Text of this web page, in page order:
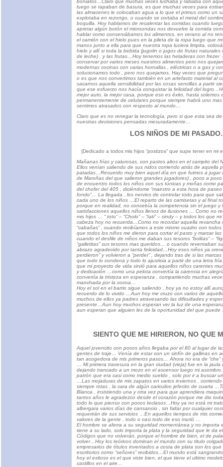
boniatos…Claro que muchas veces luchaba y rabiaba con
luego se tapaban de basura, es que muchas veces para
las almacenes le colocaban agua a lo que el primus como un
explotaba en rezongo, o cuando se cortaba el metal del
boquilla. Hoy hablamos de recalentar las comidas cuando
apretar algún botón el microondas nos devuelve la comida
hablar como conservábamos los alimentos, en verano al no
el camión con el hielo pues en la pileta de la ropa luego que
manos junto a ella para que nuestra ropa luciera limpita,
hielo y allí si toda la bebida (jugolin o jugos de frutas naturales
de leche) , y las frutas…Hoy tenemos las heladeras con frezer
conservar por varios meses nuestros alimentos pero nos
modernas cocinas con varias hornallas , eléctricas o a gas y
solucionamos todo , pero nos quejamos. Hay veces que
o es que nos convertimos también en un artefacto material al
sacarnos aquella sensibilidad por las cosas sencillas a partir
que ese esfuerzo nos hacía conquistar la felicidad del
mejor auto, la mejor casa, porque eso es éxito, hasta solemos
permanentemente de celulares porque siempre habrá uno
sentimos atrasados con respecto al mundo…
Claro que es no renegar la tecnología, pero si que esta sea
nuestras decisiones pensadas mesuradamente…
LOS NIÑOS DE MI
(Dedicado a todos mis hijos “postizos” que supe tener en mi
Mañanas frías y calurosas, con pastos altos en el campito del
Ellos venían saliendo de sus nidos corriendo atrás de aquella
patadas…Recuerdo muy bien aquel día en que fuimos a jugar
de Maroñas del que salieron grandes jugadores) , poco a
de encuentro todos los niños con sus túnicas y moñas como
del chofer del 405 , diciéndome “maestro a esta hora de
fondo”… La llegada , los nervios de controlar todo para que
cada uno de los niños …El reparto de las camisetas y al final
porque en realidad, no concebía la competencia sin el juego
satisfacciones aquellos niños llenos de ilusiones … Como no
mis hijos … “ toto” – “Cholo” – “tati” – cindy – y todos los que
cabeza hoy no recuerda…Como no recordar aquella revancha
“cabañas” , cuando recibíamos a este mismo cuadro con
que todos los niños me dieron para cortar el pasto y marcar
cuando el desfile de niños me daban sus tesoros “bolitas” –
“galletitas” sus tesoros mas queridos… o cuando reventaban
abrazo agradecido por tanta felicidad…Hoy esos niños ya
perdieron” y volvieron a “perder” , dejando tras de si las
que todo lo condena y todo lo ajusticia a partir de una letra
que mi proyecto de vida sirvió para aquellos niños carentes
y dedicación …como una pelota convertía la carencia en
convertía la tristeza en esperanza , compartiendo muchas
manchada por la cocoa…
Hoy el sol en el barrio sigue saliendo , hoy ya no estoy allí
recuerdo de lo vivido …Aun hoy me cruzo con varios de
muchos de ellos ya padres atravesando las dificultades y
presente…Aun hoy muchos esperan ver la luz de una
aun esperan que alguien les de la oportunidad del que
SIENTO QUE ME HIRIERON, NO QUE
Aquel jovencito con pocos años llegaba por el 80 al lugar de
gentes de traje… Venía de estar con un sinfín de gallinas en
tan acogedora de mis primeros pasos… Ahora no era de “che”
… Mi primera travesura en la gran ciudad (vieja) fue en la
dejando trancado a un mozo en el ascensor luego mi
patrón que era casi como medio sueldo , solo por ir a buscar
…Las mojaduras de mis zapatos en varios inviernos ,
siempre rotas , la cara de algún cariculico jefecito de cuarta
Blanca , insistiendo una y otra vez para que aprendiera
tantos años le agradezco desde el corazón porque me dio
todo lo que pienso con pocos teclasos…Hoy ya no está mi
albergara varios días de cansancio , sin faltar por cualquier
requerirán de sus servicios …En aquellos tiempos de mis
valores de la gente , todo o casi todo de eso murió …
El hombre se aferra a su seguridad momentánea y no importa
tiene a su lado, solo importa la plata y la seguridad que le da
Códigos que no volverán, porque el hombre de bien, el de
volver…Hoy los teóricos dominan el mundo con su titulo
empresarios de títulos inventados a costa de plata son los que
escritorios como “señores” recibidos…El mundo está
hoy el exitoso es el que viste bien, el que tiene el ultimo
castillos en el aire…